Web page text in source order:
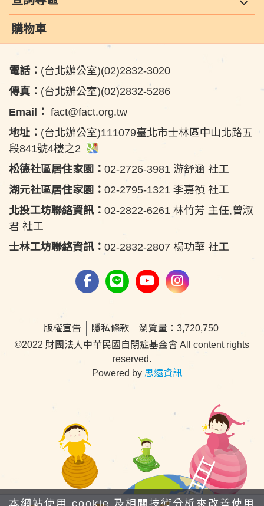
購物車
電話： (台北辦公室)(02)2832-3020
傳真： (台北辦公室)(02)2832-5286
Email： fact@fact.org.tw
地址： (台北辦公室)111079臺北市士林區中山北路五
段841號4樓之2
松德社區居住家園： 02-2726-3981 游舒涵 社工
湖元社區居住家園： 02-2795-1321 李嘉禎 社工
北投工坊聯絡資訊： 02-2822-6261 林竹芳 主任,曾淑
君 社工
士林工坊聯絡資訊： 02-2832-2807 楊功華 社工
版權宣告 隱私條款
瀏覽量：3,720,750
©2022 財團法人中華民國自閉症基金會 All content rights
reserved.
Powered by 思遠資訊
本網站使用 cookie 及相關技術分析來改善使用